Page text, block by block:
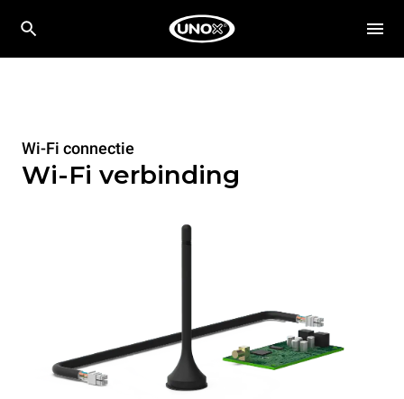
Wi-Fi connectie
Wi-Fi verbinding